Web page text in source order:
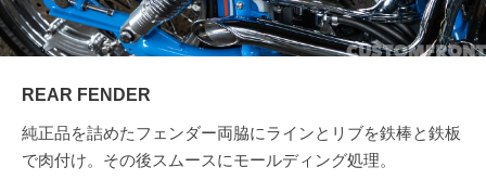
REAR FENDER
純正品を詰めたフェンダー両脇にラインとリブを鉄棒と鉄板
で肉付け。その後スムースにモールディング処理。